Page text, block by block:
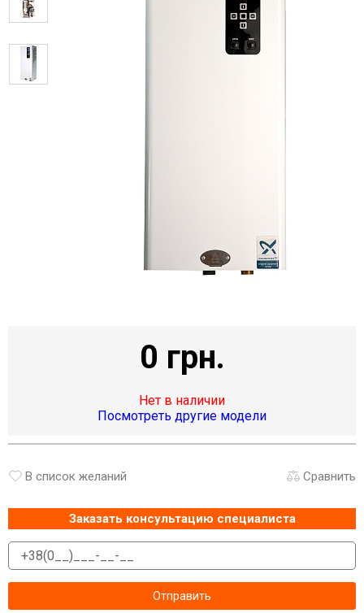
0 грн.
Нет в наличии
Посмотреть другие модели
В список желаний Сравнить
Заказать консультацию специалиста